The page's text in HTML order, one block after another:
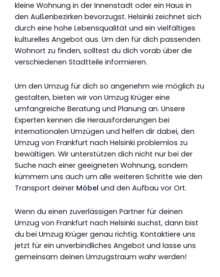
kleine Wohnung in der Innenstadt oder ein Haus in
den Außenbezirken bevorzugst. Helsinki zeichnet sich
durch eine hohe Lebensqualität und ein vielfältiges
kulturelles Angebot aus. Um den für dich passenden
Wohnort zu finden, solltest du dich vorab über die
verschiedenen Stadtteile informieren.
Um den Umzug für dich so angenehm wie möglich zu
gestalten, bieten wir von Umzug Krüger eine
umfangreiche Beratung und Planung an. Unsere
Experten kennen die Herausforderungen bei
internationalen Umzügen und helfen dir dabei, den
Umzug von Frankfurt nach Helsinki problemlos zu
bewältigen. Wir unterstützen dich nicht nur bei der
Suche nach einer geeigneten Wohnung, sondern
kümmern uns auch um alle weiteren Schritte wie den
Transport deiner Möbel und den Aufbau vor Ort.
Wenn du einen zuverlässigen Partner für deinen
Umzug von Frankfurt nach Helsinki suchst, dann bist
du bei Umzug Krüger genau richtig. Kontaktiere uns
jetzt für ein unverbindliches Angebot und lasse uns
gemeinsam deinen Umzugstraum wahr werden!